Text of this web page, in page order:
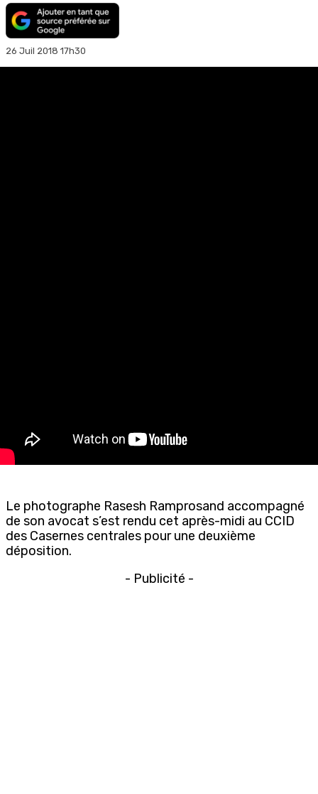
26 Juil 2018 17h30
Le photographe Rasesh Ramprosand accompagné
de son avocat s’est rendu cet après-midi au CCID
des Casernes centrales pour une deuxième
déposition.
- Publicité -